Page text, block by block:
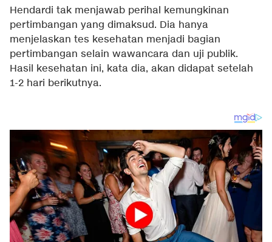
Hendardi tak menjawab perihal kemungkinan
pertimbangan yang dimaksud. Dia hanya
menjelaskan tes kesehatan menjadi bagian
pertimbangan selain wawancara dan uji publik.
Hasil kesehatan ini, kata dia, akan didapat setelah
1-2 hari berikutnya.